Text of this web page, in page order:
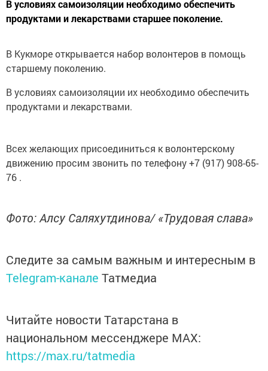
В условиях самоизоляции необходимо обеспечить
продуктами и лекарствами старшее поколение.
В Кукморе открывается набор волонтеров в помощь
старшему поколению.
В условиях самоизоляции их необходимо обеспечить
продуктами и лекарствами.
Всех желающих присоединиться к волонтерскому
движению просим звонить по телефону +7 (917) 908-65-
76 .
Фото: Алсу Саляхутдинова/ «Трудовая слава»
Следите за самым важным и интересным в
Telegram-канале Татмедиа
Читайте новости Татарстана в
национальном мессенджере MАХ:
https://max.ru/tatmedia